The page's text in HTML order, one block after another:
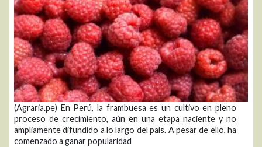
(Agraria.pe) En Perú, la frambuesa es un cultivo en pleno
proceso de crecimiento, aún en una etapa naciente y no
ampliamente difundido a lo largo del país. A pesar de ello, ha
comenzado a ganar popularidad